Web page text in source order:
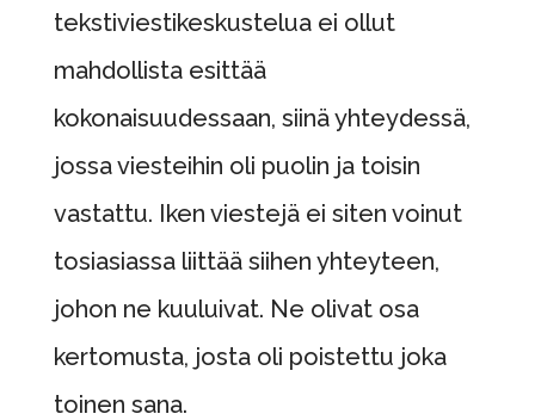
tekstiviestikeskustelua ei ollut
mahdollista esittää
kokonaisuudessaan, siinä yhteydessä,
jossa viesteihin oli puolin ja toisin
vastattu. Iken viestejä ei siten voinut
tosiasiassa liittää siihen yhteyteen,
johon ne kuuluivat. Ne olivat osa
kertomusta, josta oli poistettu joka
toinen sana.